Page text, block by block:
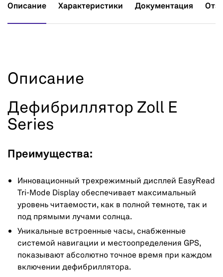
Описание Характеристики Документация
Описание
Дефибриллятор Zoll E
Series
Преимущества:
Инновационный трехрежимный дисплей EasyRead
Tri-Mode Display обеспечивает максимальный
уровень читаемости, как в полной темноте, так и
под прямыми лучами солнца.
Уникальные встроенные часы, снабженные
системой навигации и местоопределения GPS,
показывают абсолютно точное время при каждом
включении дефибриллятора.